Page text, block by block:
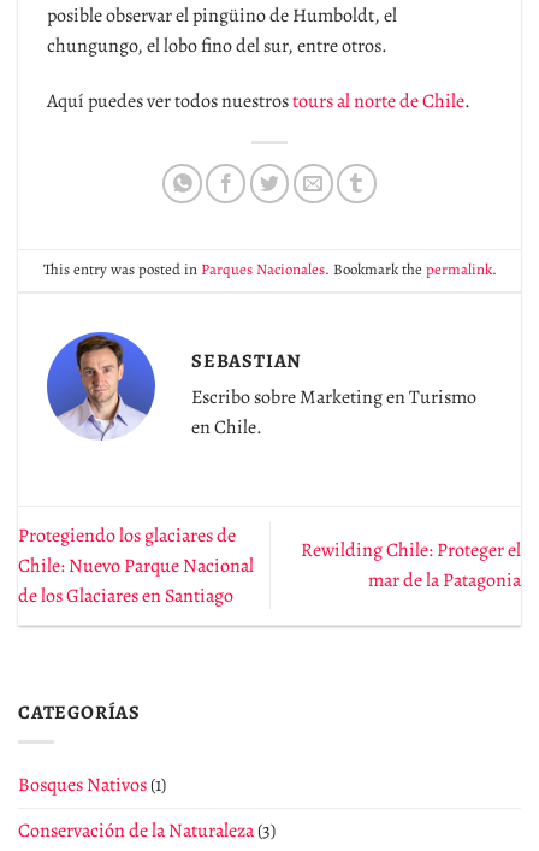
posible observar el pingüino de Humboldt, el
chungungo, el lobo fino del sur, entre otros.
Aquí puedes ver todos nuestrostours al norte de Chile.
This entry was posted in Parques Nacionales. Bookmark thepermalink.
SEBASTIAN
Escribo sobre Marketing en Turismo
en Chile.
Protegiendo los glaciares de
Chile: Nuevo Parque Nacional
de los Glaciares en Santiago
Rewilding Chile: Proteger el
mar de la Patagonia
CATEGORÍAS
Bosques Nativos(1)
Conservación de la Naturaleza(3)